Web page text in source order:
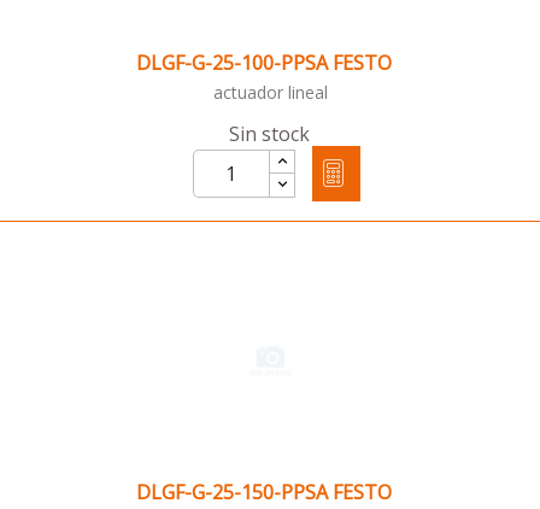
DLGF-G-25-100-PPSA FESTO
actuador lineal
Sin stock
DLGF-G-25-150-PPSA FESTO